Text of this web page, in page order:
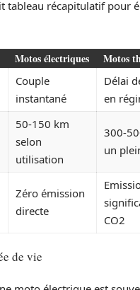
tableau récapitulatif pour
Motos électriques Motos
Couple
instantané
Délai
en
50-150 km
selon
utilisation
300-
un
Zéro émission
directe
CO2
de vie